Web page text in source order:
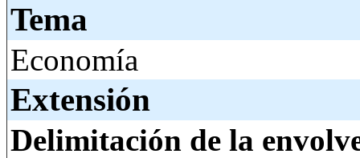
Tema
Economía
Extensión
Delimitación de la